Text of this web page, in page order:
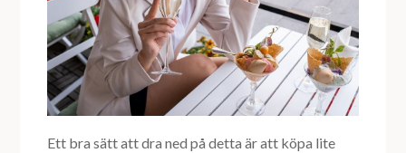
Ett bra sätt att dra ned på detta är att köpa lite